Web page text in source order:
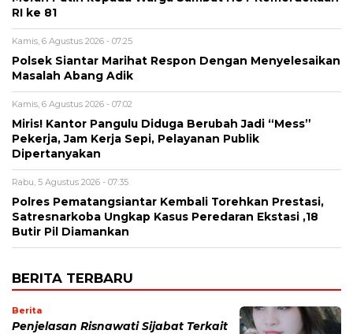
RI ke 81
Kamis, 6 Agustus 2026 - 07:25
Polsek Siantar Marihat Respon Dengan Menyelesaikan
Masalah Abang Adik
Kamis, 6 Agustus 2026 - 07:02
Miris! Kantor Pangulu Diduga Berubah Jadi “Mess”
Pekerja, Jam Kerja Sepi, Pelayanan Publik
Dipertanyakan
Rabu, 5 Agustus 2026 - 07:35
Polres Pematangsiantar Kembali Torehkan Prestasi,
Satresnarkoba Ungkap Kasus Peredaran Ekstasi ,18
Butir Pil Diamankan
BERITA TERBARU
Berita
Penjelasan Risnawati Sijabat Terkait